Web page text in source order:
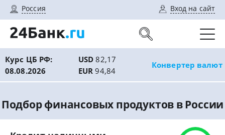
Россия Вход на сайт
Курс ЦБ РФ:
08.08.2026
USD82,17
EUR94,84
Конвертер валют
Подбор финансовых продуктов в России